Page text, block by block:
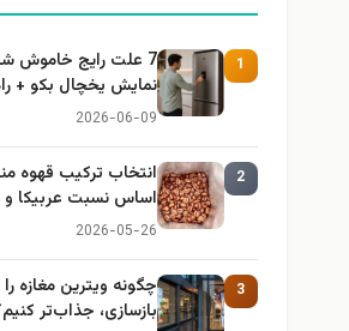
1
7 علت رایج خاموش
نمایش یخچال بکو +
2026-06-09
2
انتخاب ترکیب قهوه
اساس نسبت عربیکا و
2026-05-26
3
چگونه ویترین مغازه
بازسازی، جذاب‌تر